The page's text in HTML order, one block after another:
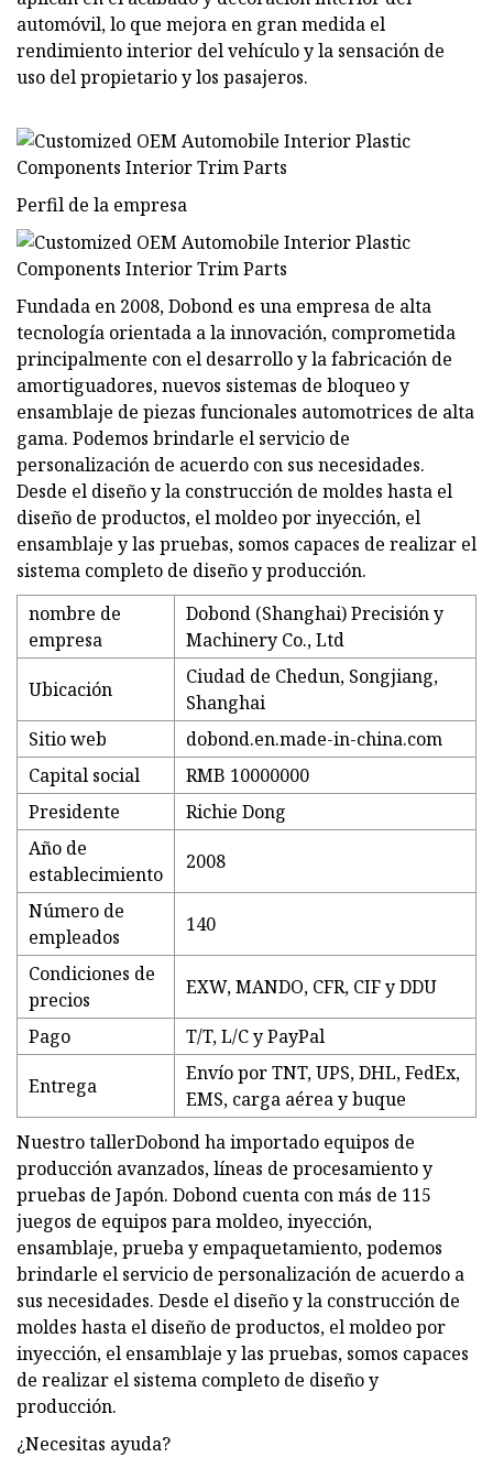
automóvil, lo que mejora en gran medida el
rendimiento interior del vehículo y la sensación de
uso del propietario y los pasajeros.
Perfil de la empresa
Fundada en 2008, Dobond es una empresa de alta
tecnología orientada a la innovación, comprometida
principalmente con el desarrollo y la fabricación de
amortiguadores, nuevos sistemas de bloqueo y
ensamblaje de piezas funcionales automotrices de alta
gama. Podemos brindarle el servicio de
personalización de acuerdo con sus necesidades.
Desde el diseño y la construcción de moldes hasta el
diseño de productos, el moldeo por inyección, el
ensamblaje y las pruebas, somos capaces de realizar el
sistema completo de diseño y producción.
nombre de
empresa
Dobond (Shanghai) Precisión y
Machinery Co., Ltd
Ubicación
Ciudad de Chedun, Songjiang,
Shanghai
Sitio web
dobond.en.made-in-china.com
Capital social
RMB 10000000
Presidente
Richie Dong
Año de
establecimiento
2008
Número de
empleados
140
Condiciones de
precios
EXW, MANDO, CFR, CIF y DDU
Pago T/T, L/C y PayPal
Entrega
Envío por TNT, UPS, DHL, FedEx,
EMS, carga aérea y buque
Nuestro tallerDobond ha importado equipos de
producción avanzados, líneas de procesamiento y
pruebas de Japón. Dobond cuenta con más de 115
juegos de equipos para moldeo, inyección,
ensamblaje, prueba y empaquetamiento, podemos
brindarle el servicio de personalización de acuerdo a
sus necesidades. Desde el diseño y la construcción de
moldes hasta el diseño de productos, el moldeo por
inyección, el ensamblaje y las pruebas, somos capaces
de realizar el sistema completo de diseño y
producción.
¿Necesitas ayuda?